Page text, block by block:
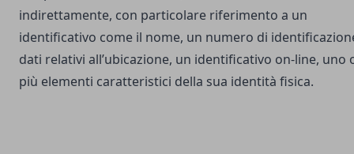
indirettamente, con particolare riferimento a un
identificativo come il nome, un numero di
dati relativi all’ubicazione, un identificativo on-line, uno
più elementi caratteristici della sua identità fisica.